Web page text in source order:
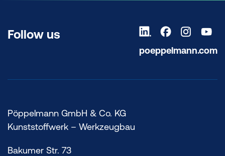
Follow us
poeppelmann.com
Pöppelmann GmbH & Co. KG
Kunststoffwerk – Werkzeugbau
Bakumer Str. 73